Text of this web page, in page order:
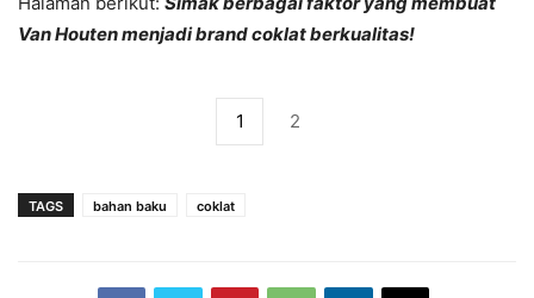
Van Houten menjadi brand coklat berkualitas!
1 2
TAGS bahan baku coklat